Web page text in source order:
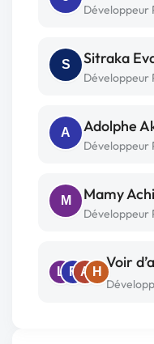
Développeur
S Sitraka
Développeur
A Adolphe
Développeur
M Mamy
Développeur
L F A H
Voir